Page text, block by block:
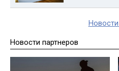
Новости партнеров